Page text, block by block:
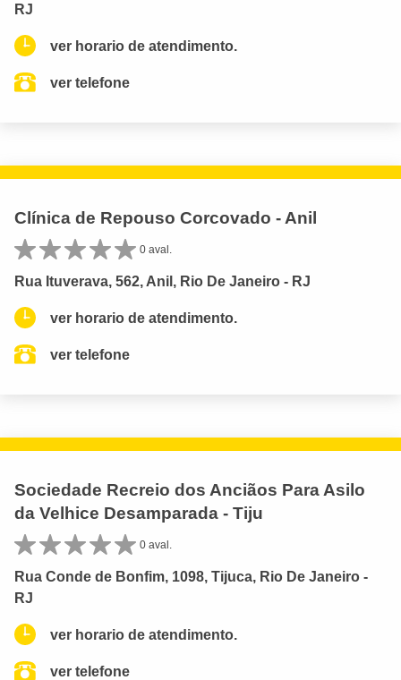
RJ
ver horario de atendimento.
ver telefone
Clínica de Repouso Corcovado - Anil
0 aval.
Rua Ituverava, 562, Anil, Rio De Janeiro - RJ
ver horario de atendimento.
ver telefone
Sociedade Recreio dos Anciãos Para Asilo
da Velhice Desamparada - Tiju
0 aval.
Rua Conde de Bonfim, 1098, Tijuca, Rio De Janeiro -
RJ
ver horario de atendimento.
ver telefone